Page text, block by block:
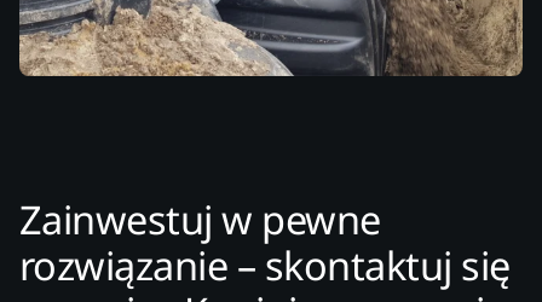
Zainwestuj w pewne
rozwiązanie – skontaktuj się